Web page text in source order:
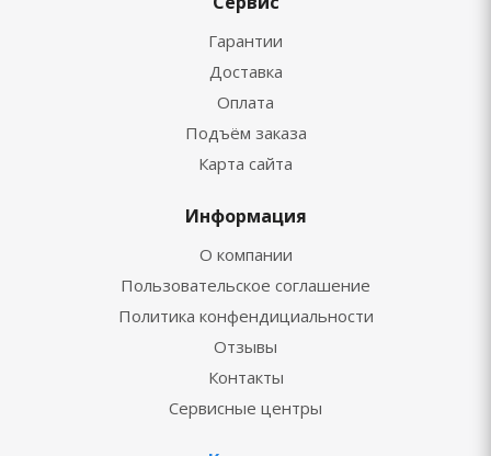
Гарантии
Доставка
Оплата
Подъём заказа
Карта сайта
Информация
О компании
Пользовательское соглашение
Политика конфендициальности
Отзывы
Контакты
Сервисные центры